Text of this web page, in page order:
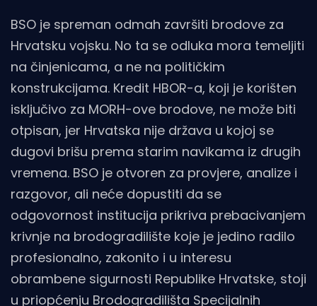
BSO je spreman odmah završiti brodove za
Hrvatsku vojsku. No ta se odluka mora temeljiti
na činjenicama, a ne na političkim
konstrukcijama. Kredit HBOR-a, koji je korišten
isključivo za MORH-ove brodove, ne može biti
otpisan, jer Hrvatska nije država u kojoj se
dugovi brišu prema starim navikama iz drugih
vremena. BSO je otvoren za provjere, analize i
razgovor, ali neće dopustiti da se
odgovornost institucija prikriva prebacivanjem
krivnje na brodogradilište koje je jedino radilo
profesionalno, zakonito i u interesu
obrambene sigurnosti Republike Hrvatske, stoji
u priopćenju Brodogradilišta Specijalnih